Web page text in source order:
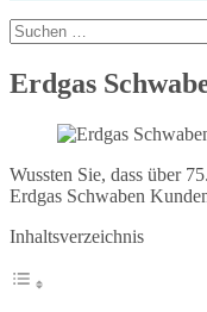
Suchen
nach:
Erdgas
Wussten Sie, dass über
Erdgas Schwaben
Inhaltsverzeichnis